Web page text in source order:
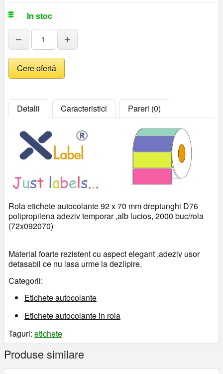
In stoc
− +
Detalii Caracteristici Pareri (0)
Rola etichete autocolante 92 x 70 mm dreptunghi D76
polipropilena adeziv temporar ,alb lucios, 2000 buc/rola
(72x092070)
Material foarte rezistent cu aspect elegant ,adeziv usor
detasabil ce nu lasa urme la dezlipire.
Categorii:
Etichete autocolante
Etichete autocolante in rola
Taguri: etichete
Produse similare